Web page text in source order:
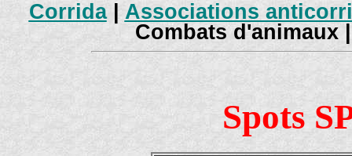
Corrida|Associations
Combats d'animaux
Spots